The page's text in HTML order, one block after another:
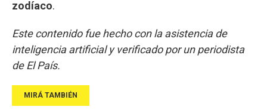
zodíaco.
Este contenido fue hecho con la asistencia de
inteligencia artificial y verificado por un periodista
de El País.